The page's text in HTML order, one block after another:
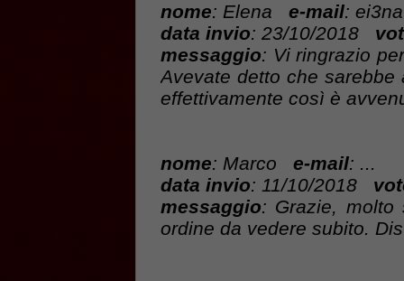
nome: Elena e-mail:
data invio: 23/10/2018
messaggio: Vi ringrazio
Avevate detto che
effettivamente così è
nome: Marco e-mail: ...
data invio: 11/10/2018
messaggio: Grazie,
ordine da vedere subito.